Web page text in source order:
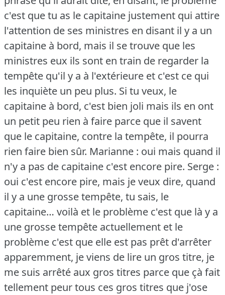
c'est que tu as le capitaine justement qui attire
l'attention de ses ministres en disant il y a un
capitaine à bord, mais il se trouve que les
ministres eux ils sont en train de regarder la
tempête qu'il y a à l'extérieure et c'est ce qui
les inquiète un peu plus. Si tu veux, le
capitaine à bord, c'est bien joli mais ils en ont
un petit peu rien à faire parce que il savent
que le capitaine, contre la tempête, il pourra
rien faire bien sûr. Marianne : oui mais quand il
n'y a pas de capitaine c'est encore pire. Serge :
oui c'est encore pire, mais je veux dire, quand
il y a une grosse tempête, tu sais, le
capitaine… voilà et le problème c'est que là y a
une grosse tempête actuellement et le
problème c'est que elle est pas prêt d'arrêter
apparemment, je viens de lire un gros titre, je
me suis arrêté aux gros titres parce que çà fait
tellement peur tous ces gros titres que j'ose